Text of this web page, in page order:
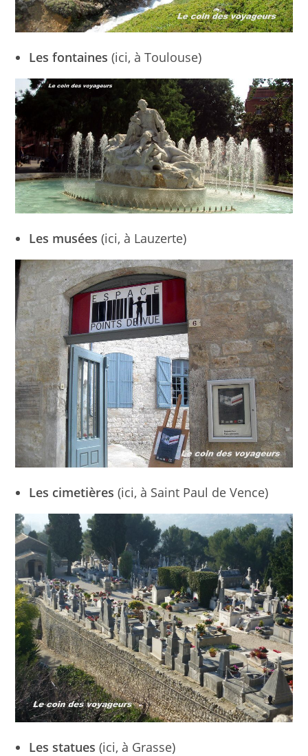
Les fontaines (ici, à Toulouse)
Les musées (ici, à Lauzerte)
Les cimetières (ici, à Saint Paul de Vence)
Les statues (ici, à Grasse)